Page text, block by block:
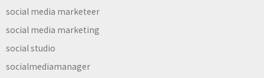
social media marketeer
social media marketing
social studio
socialmediamanager